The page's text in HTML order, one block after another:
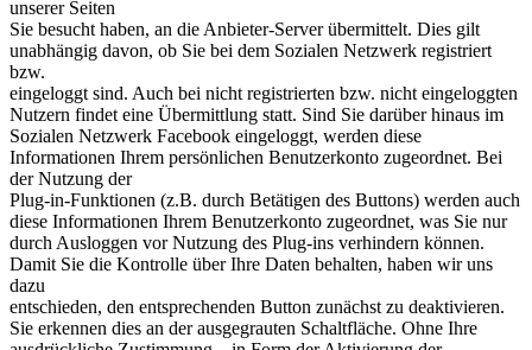
unserer Seiten
Sie besucht haben, an die Anbieter-Server übermittelt. Dies gilt
unabhängig davon, ob Sie bei dem Sozialen Netzwerk registriert
bzw.
eingeloggt sind. Auch bei nicht registrierten bzw. nicht eingeloggten
Nutzern findet eine Übermittlung statt. Sind Sie darüber hinaus im
Sozialen Netzwerk Facebook eingeloggt, werden diese
Informationen Ihrem persönlichen Benutzerkonto zugeordnet. Bei
der Nutzung der
Plug-in-Funktionen (z.B. durch Betätigen des Buttons) werden auch
diese Informationen Ihrem Benutzerkonto zugeordnet, was Sie nur
durch Ausloggen vor Nutzung des Plug-ins verhindern können.
Damit Sie die Kontrolle über Ihre Daten behalten, haben wir uns
dazu
entschieden, den entsprechenden Button zunächst zu deaktivieren.
Sie erkennen dies an der ausgegrauten Schaltfläche. Ohne Ihre